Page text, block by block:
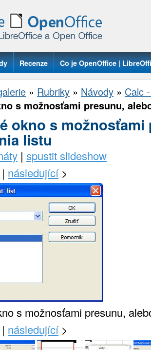
Recenze Co je OpenOffice |
» Rubriky » Návody » Calc
s možnosťami presunu,
okno s možnosťami
listu
| spustit slideshow
následující>
s možnosťami presunu,
následující>